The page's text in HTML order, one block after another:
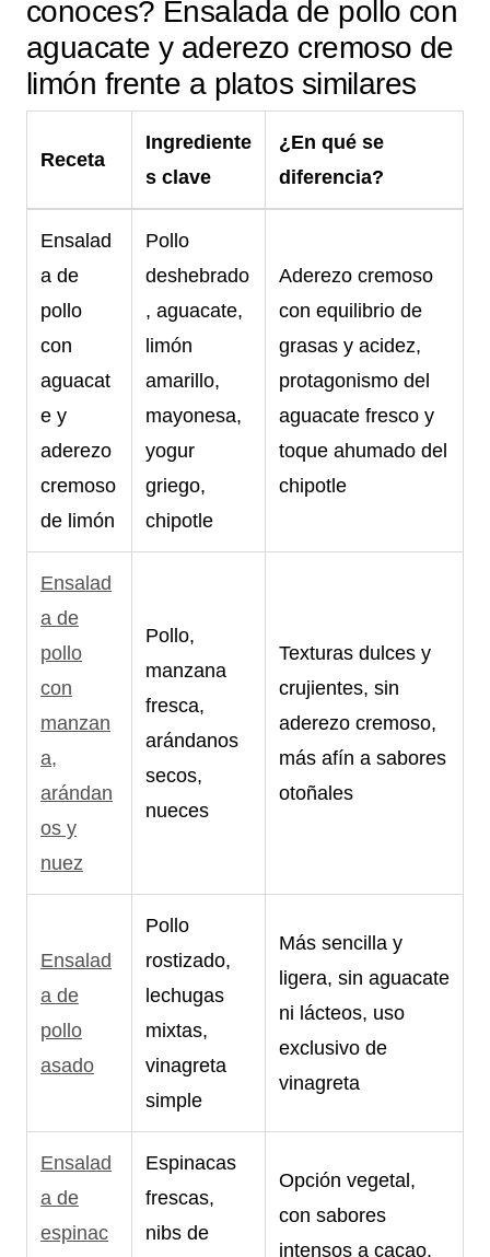
conoces? Ensalada de pollo con
aguacate y aderezo cremoso de
limón frente a platos similares
Receta
Ingrediente
s clave
¿En qué se
diferencia?
Ensalad
a de
pollo
con
aguacat
e y
aderezo
cremoso
de limón
Pollo
deshebrado
, aguacate,
limón
amarillo,
mayonesa,
yogur
griego,
chipotle
Aderezo cremoso
con equilibrio de
grasas y acidez,
protagonismo del
aguacate fresco y
toque ahumado del
chipotle
Ensalad
a de
pollo
con
manzan
a,
arándan
os y
nuez
Pollo,
manzana
fresca,
arándanos
secos,
nueces
Texturas dulces y
crujientes, sin
aderezo cremoso,
más afín a sabores
otoñales
Ensalad
a de
pollo
asado
Pollo
rostizado,
lechugas
mixtas,
vinagreta
simple
Más sencilla y
ligera, sin aguacate
ni lácteos, uso
exclusivo de
vinagreta
Ensalad
a de
espinac
Espinacas
frescas,
nibs de
Opción vegetal,
con sabores
intensos a cacao,